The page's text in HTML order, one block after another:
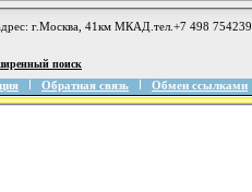
г.Москва, 41км МКАД.тел.+7 498 754239
поиск
Обратная связь Обмен ссылками